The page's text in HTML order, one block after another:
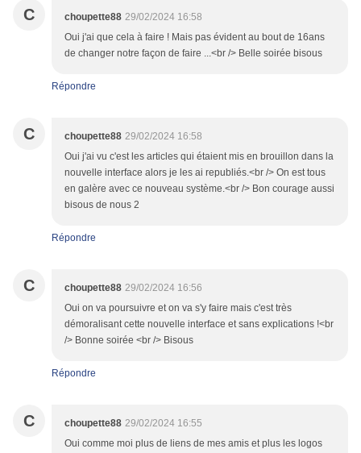
C choupette88 29/02/2024 16:58
Oui j'ai que cela à faire ! Mais pas évident au bout de 16ans
de changer notre façon de faire ...<br /> Belle soirée bisous
Répondre
C choupette88 29/02/2024 16:58
Oui j'ai vu c'est les articles qui étaient mis en brouillon dans la
nouvelle interface alors je les ai republiés.<br /> On est tous
en galère avec ce nouveau système.<br /> Bon courage aussi
bisous de nous 2
Répondre
C choupette88 29/02/2024 16:56
Oui on va poursuivre et on va s'y faire mais c'est très
démoralisant cette nouvelle interface et sans explications !<br
/> Bonne soirée <br /> Bisous
Répondre
C choupette88 29/02/2024 16:55
Oui comme moi plus de liens de mes amis et plus les logos